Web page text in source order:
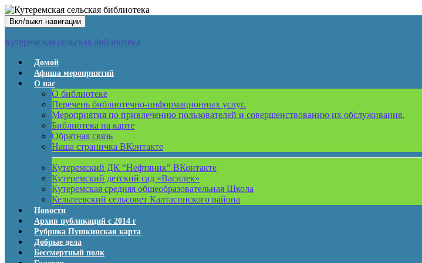
Вкл/выкл навигации
Кутеремская сельская библиотека
Домой
Афиша мероприятий
О нас
О библиотеке
Перечень библиотечно-информационных услуг.
Мероприятия по привлечению пользователей и совершенствованию их обслуживания.
Библиотека на карте
Обратная связь
Наша страничка ВКонтакте
Кутеремский ДК “Нефтяник” ВКонтакте
Кутеремский детский сад «Василек»
Кутеремская средняя общеобразовательная Школа
Кельтеевский сельсовет Калтасинского района
Новости
Архив публикаций с 2014 г
Рубрика Пушкинская карта
Добрые дела
Бессмертный полк